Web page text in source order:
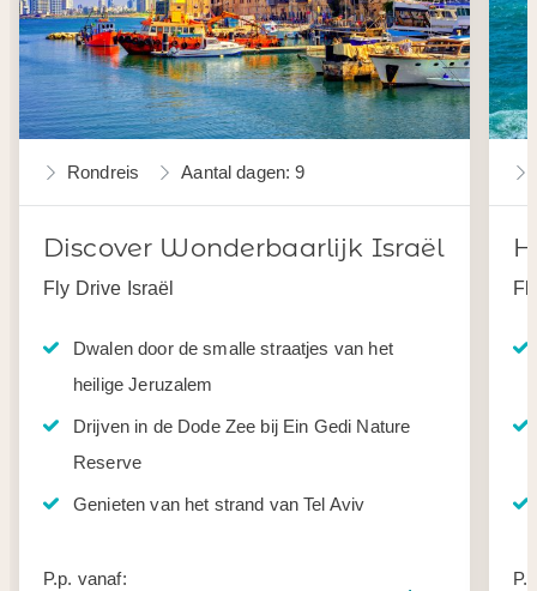
Rondreis Aantal dagen: 9
Discover Wonderbaarlijk Israël
Fly Drive Israël
Dwalen door de smalle straatjes van het
heilige Jeruzalem
Drijven in de Dode Zee bij Ein Gedi Nature
Reserve
Genieten van het strand van Tel Aviv
P.p. vanaf: